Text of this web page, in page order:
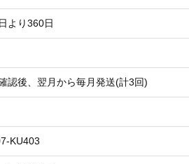
より360日
認後、翌月から毎月発送(計3回)
KU403